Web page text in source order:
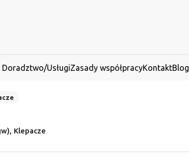
Doradztwo/UsługiZasady współpracyKontaktBlog
Klepacze